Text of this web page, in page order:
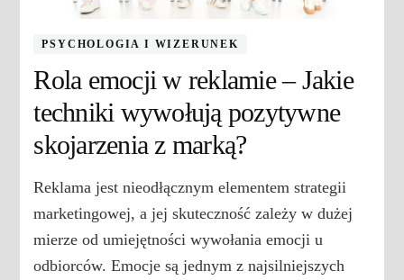
PSYCHOLOGIA I WIZERUNEK
Rola emocji w reklamie – Jakie
techniki wywołują pozytywne
skojarzenia z marką?
Reklama jest nieodłącznym elementem strategii
marketingowej, a jej skuteczność zależy w dużej
mierze od umiejętności wywołania emocji u
odbiorców. Emocje są jednym z najsilniejszych